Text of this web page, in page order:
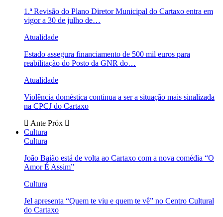
1.ª Revisão do Plano Diretor Municipal do Cartaxo entra em
vigor a 30 de julho de…
Atualidade
Estado assegura financiamento de 500 mil euros para
reabilitação do Posto da GNR do…
Atualidade
Violência doméstica continua a ser a situação mais sinalizada
na CPCJ do Cartaxo
Ante Próx
Cultura
Cultura
João Baião está de volta ao Cartaxo com a nova comédia “O
Amor É Assim”
Cultura
Jel apresenta “Quem te viu e quem te vê” no Centro Cultural
do Cartaxo